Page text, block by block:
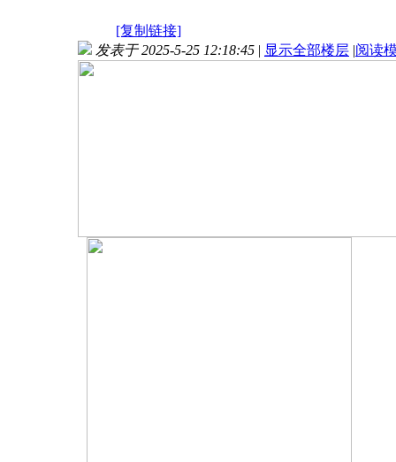
[复制链接]
发表于 2025-5-25 12:18:45 | 显示全部楼层 |阅读